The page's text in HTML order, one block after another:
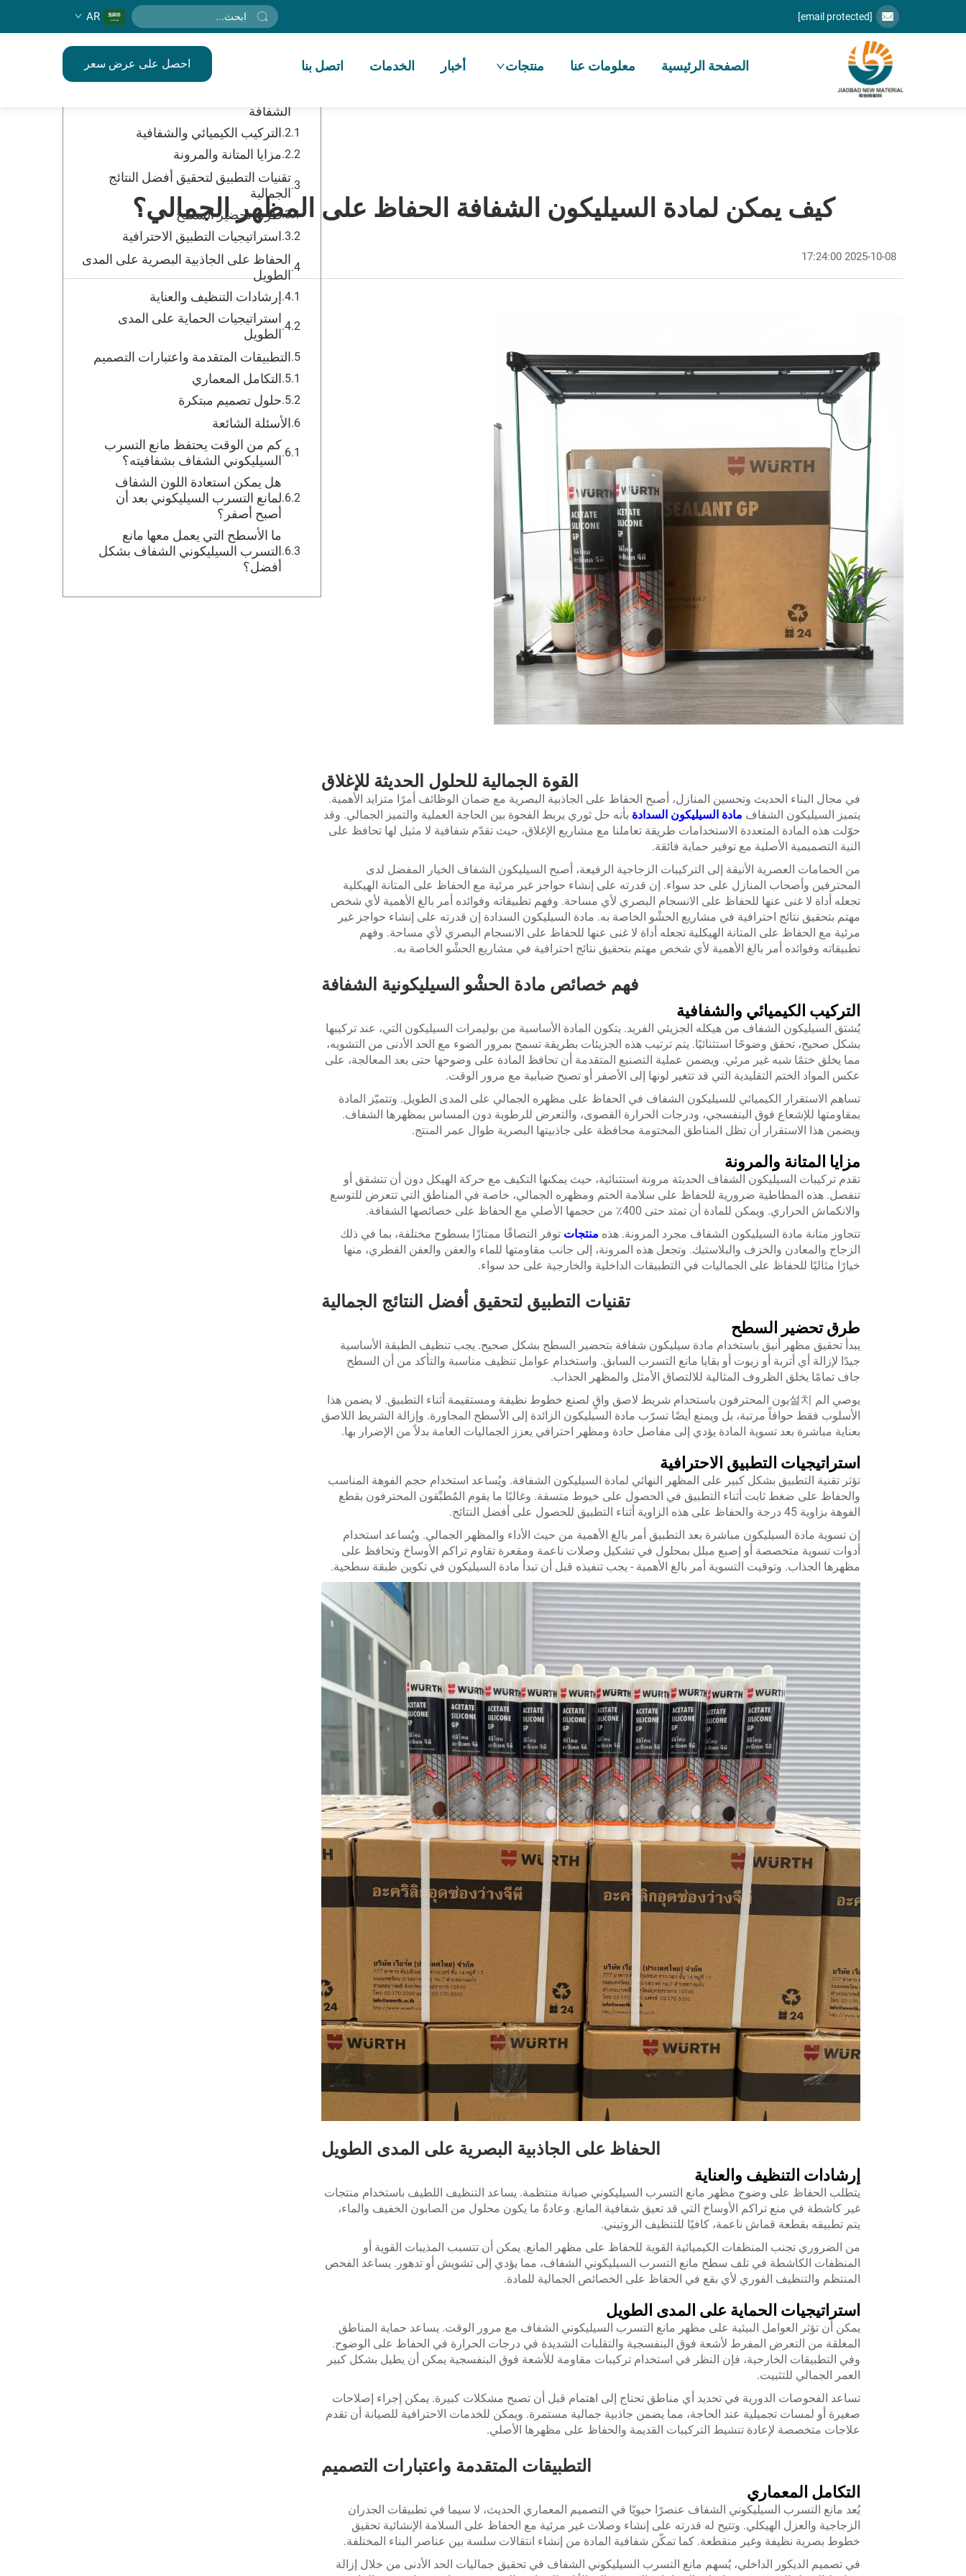
[email protected]
AR
الصفحة الرئيسية معلومات عنا منتجات أخبار الخدمات اتصل بنا احصل على عرض سعر
كيف يمكن لمادة السيليكون الشفافة الحفاظ على المظهر الجمالي؟
2025-10-08 17:24:00
القوة الجمالية للحلول الحديثة للإغلاق
في مجال البناء الحديث وتحسين المنازل، أصبح الحفاظ على الجاذبية البصرية مع ضمان الوظائف أمرًا متزايد الأهمية.
يتميز السيليكون الشفاف مادة السيليكون السدادة بأنه حل ثوري يربط الفجوة بين الحاجة العملية والتميز الجمالي. وقد
حوّلت هذه المادة المتعددة الاستخدامات طريقة تعاملنا مع مشاريع الإغلاق، حيث تقدّم شفافية لا مثيل لها تحافظ على
النية التصميمية الأصلية مع توفير حماية فائقة.
من الحمامات العصرية الأنيقة إلى التركيبات الزجاجية الرفيعة، أصبح السيليكون الشفاف الخيار المفضل لدى
المحترفين وأصحاب المنازل على حد سواء. إن قدرته على إنشاء حواجز غير مرئية مع الحفاظ على المتانة الهيكلية
تجعله أداة لا غنى عنها للحفاظ على الانسجام البصري لأي مساحة. وفهم تطبيقاته وفوائده أمر بالغ الأهمية لأي شخص
مهتم بتحقيق نتائج احترافية في مشاريع الحشْو الخاصة به. مادة السيليكون السدادة إن قدرته على إنشاء حواجز غير
مرئية مع الحفاظ على المتانة الهيكلية تجعله أداة لا غنى عنها للحفاظ على الانسجام البصري لأي مساحة. وفهم
تطبيقاته وفوائده أمر بالغ الأهمية لأي شخص مهتم بتحقيق نتائج احترافية في مشاريع الحشْو الخاصة به.
فهم خصائص مادة الحشْو السيليكونية الشفافة
التركيب الكيميائي والشفافية
يُشتق السيليكون الشفاف من هيكله الجزيئي الفريد. يتكون المادة الأساسية من بوليمرات السيليكون التي، عند تركيبها
بشكل صحيح، تحقق وضوحًا استثنائيًا. يتم ترتيب هذه الجزيئات بطريقة تسمح بمرور الضوء مع الحد الأدنى من التشويه،
مما يخلق ختمًا شبه غير مرئي. ويضمن عملية التصنيع المتقدمة أن تحافظ المادة على وضوحها حتى بعد المعالجة، على
عكس المواد الختم التقليدية التي قد تتغير لونها إلى الأصفر أو تصبح ضبابية مع مرور الوقت.
تساهم الاستقرار الكيميائي للسيليكون الشفاف في الحفاظ على مظهره الجمالي على المدى الطويل. وتتميّز المادة
بمقاومتها للإشعاع فوق البنفسجي، ودرجات الحرارة القصوى، والتعرض للرطوبة دون المساس بمظهرها الشفاف.
ويضمن هذا الاستقرار أن تظل المناطق المختومة محافظة على جاذبيتها البصرية طوال عمر المنتج.
مزايا المتانة والمرونة
تقدم تركيبات السيليكون الشفاف الحديثة مرونة استثنائية، حيث يمكنها التكيف مع حركة الهيكل دون أن تتشقق أو
تنفصل. هذه المطاطية ضرورية للحفاظ على سلامة الختم ومظهره الجمالي، خاصة في المناطق التي تتعرض للتوسع
والانكماش الحراري. ويمكن للمادة أن تمتد حتى 400٪ من حجمها الأصلي مع الحفاظ على خصائصها الشفافة.
تتجاوز متانة مادة السيليكون الشفاف مجرد المرونة. هذه منتجات توفر التصاقًا ممتازًا بسطوح مختلفة، بما في ذلك
الزجاج والمعادن والخزف والبلاستيك. وتجعل هذه المرونة، إلى جانب مقاومتها للماء والعفن والعفن الفطري، منها
خيارًا مثاليًا للحفاظ على الجماليات في التطبيقات الداخلية والخارجية على حد سواء.
تقنيات التطبيق لتحقيق أفضل النتائج الجمالية
طرق تحضير السطح
يبدأ تحقيق مظهر أنيق باستخدام مادة سيليكون شفافة بتحضير السطح بشكل صحيح. يجب تنظيف الطبقة الأساسية
جيدًا لإزالة أي أتربة أو زيوت أو بقايا مانع التسرب السابق. واستخدام عوامل تنظيف مناسبة والتأكد من أن السطح
جاف تمامًا يخلق الظروف المثالية للالتصاق الأمثل والمظهر الجذاب.
يوصي الم 설치يون المحترفون باستخدام شريط لاصق واقٍ لصنع خطوط نظيفة ومستقيمة أثناء التطبيق. لا يضمن هذا
الأسلوب فقط حوافاً مرتبة، بل ويمنع أيضًا تسرّب مادة السيليكون الزائدة إلى الأسطح المجاورة. وإزالة الشريط اللاصق
بعناية مباشرة بعد تسوية المادة يؤدي إلى مفاصل حادة ومظهر احترافي يعزز الجماليات العامة بدلاً من الإضرار بها.
استراتيجيات التطبيق الاحترافية
تؤثر تقنية التطبيق بشكل كبير على المظهر النهائي لمادة السيليكون الشفافة. ويُساعد استخدام حجم الفوهة المناسب
والحفاظ على ضغط ثابت أثناء التطبيق في الحصول على خيوط متسقة. وغالبًا ما يقوم المُطبِّقون المحترفون بقطع
الفوهة بزاوية 45 درجة والحفاظ على هذه الزاوية أثناء التطبيق للحصول على أفضل النتائج.
إن تسوية مادة السيليكون مباشرة بعد التطبيق أمر بالغ الأهمية من حيث الأداء والمظهر الجمالي. ويُساعد استخدام
أدوات تسوية متخصصة أو إصبع مبلل بمحلول في تشكيل وصلات ناعمة ومقعرة تقاوم تراكم الأوساخ وتحافظ على
مظهرها الجذاب. وتوقيت التسوية أمر بالغ الأهمية - يجب تنفيذه قبل أن تبدأ مادة السيليكون في تكوين طبقة سطحية.
الحفاظ على الجاذبية البصرية على المدى الطويل
إرشادات التنظيف والعناية
يتطلب الحفاظ على وضوح مظهر مانع التسرب السيليكوني صيانة منتظمة. يساعد التنظيف اللطيف باستخدام منتجات
غير كاشطة في منع تراكم الأوساخ التي قد تعيق شفافية المانع. وعادةً ما يكون محلول من الصابون الخفيف والماء،
يتم تطبيقه بقطعة قماش ناعمة، كافيًا للتنظيف الروتيني.
من الضروري تجنب المنظفات الكيميائية القوية للحفاظ على مظهر المانع. يمكن أن تتسبب المذيبات القوية أو
المنظفات الكاشطة في تلف سطح مانع التسرب السيليكوني الشفاف، مما يؤدي إلى تشويش أو تدهور. يساعد الفحص
المنتظم والتنظيف الفوري لأي بقع في الحفاظ على الخصائص الجمالية للمادة.
استراتيجيات الحماية على المدى الطويل
يمكن أن تؤثر العوامل البيئية على مظهر مانع التسرب السيليكوني الشفاف مع مرور الوقت. يساعد حماية المناطق
المغلقة من التعرض المفرط لأشعة فوق البنفسجية والتقلبات الشديدة في درجات الحرارة في الحفاظ على الوضوح.
وفي التطبيقات الخارجية، فإن النظر في استخدام تركيبات مقاومة للأشعة فوق البنفسجية يمكن أن يطيل بشكل كبير
العمر الجمالي للتثبيت.
تساعد الفحوصات الدورية في تحديد أي مناطق تحتاج إلى اهتمام قبل أن تصبح مشكلات كبيرة. يمكن إجراء إصلاحات
صغيرة أو لمسات تجميلية عند الحاجة، مما يضمن جاذبية جمالية مستمرة. ويمكن للخدمات الاحترافية للصيانة أن تقدم
علاجات متخصصة لإعادة تنشيط التركيبات القديمة والحفاظ على مظهرها الأصلي.
التطبيقات المتقدمة واعتبارات التصميم
التكامل المعماري
يُعد مانع التسرب السيليكوني الشفاف عنصرًا حيويًا في التصميم المعماري الحديث، لا سيما في تطبيقات الجدران
الزجاجية والعزل الهيكلي. وتتيح له قدرته على إنشاء وصلات غير مرئية مع الحفاظ على السلامة الإنشائية تحقيق
خطوط بصرية نظيفة وغير منقطعة. كما تمكّن شفافية المادة من إنشاء انتقالات سلسة بين عناصر البناء المختلفة.
في تصميم الديكور الداخلي، يُسهم مانع التسرب السيليكوني الشفاف في تحقيق جماليات الحد الأدنى من خلال إزالة
جدول المحتويات
القوة الجمالية للحلول الحديثة للإغلاق
الشفافة
التركيب الكيميائي والشفافية
مزايا المتانة والمرونة
تقنيات التطبيق لتحقيق أفضل النتائج
الجمالية
طرق تحضير السطح
استراتيجيات التطبيق الاحترافية
الحفاظ على الجاذبية البصرية على المدى
الطويل
إرشادات التنظيف والعناية
استراتيجيات الحماية على المدى
الطويل
التطبيقات المتقدمة واعتبارات التصميم
التكامل المعماري
حلول تصميم مبتكرة
الأسئلة الشائعة
كم من الوقت يحتفظ مانع التسرب
السيليكوني الشفاف بشفافيته؟
هل يمكن استعادة اللون الشفاف
لمانع التسرب السيليكوني بعد أن
أصبح أصفر؟
ما الأسطح التي يعمل معها مانع
التسرب السيليكوني الشفاف بشكل
أفضل؟